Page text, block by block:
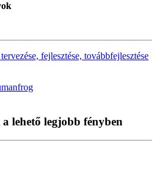
fejlesztése, továbbfejlesztése
lehető legjobb fényben